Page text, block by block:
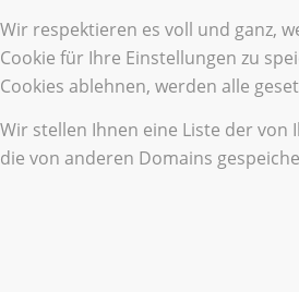
Wir respektieren es voll und ganz,
Cookie für Ihre Einstellungen zu
Cookies ablehnen, werden alle
Wir stellen Ihnen eine Liste der von
die von anderen Domains